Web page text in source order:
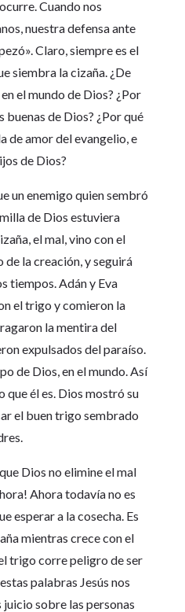
Cuando nos
nuestra defensa ante
Claro, siempre es el
siembra la cizaña. ¿De
el mundo de Dios? ¿Por
buenas de Dios? ¿Por qué
de amor del evangelio, e
de Dios?
un enemigo quien sembró
de Dios estuviera
el mal, vino con el
la creación, y seguirá
tiempos. Adán y Eva
el trigo y comieron la
la mentira del
expulsados del paraíso.
de Dios, en el mundo. Así
él es. Dios mostró su
el buen trigo sembrado
Dios no elimine el mal
Ahora todavía no es
esperar a la cosecha. Es
mientras crece con el
trigo corre peligro de ser
palabras Jesús nos
sobre las personas